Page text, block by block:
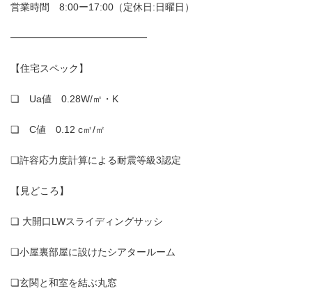
営業時間 8:00ー17:00（定休日:日曜日）
━━━━━━━━━━━━━━
【住宅スペック】
❏ Ua値 0.28W/㎡・K
❏ C値 0.12 c㎡/㎡
❏許容応力度計算による耐震等級3認定
【見どころ】
❏ 大開口LWスライディングサッシ
❏小屋裏部屋に設けたシアタールーム
❏玄関と和室を結ぶ丸窓